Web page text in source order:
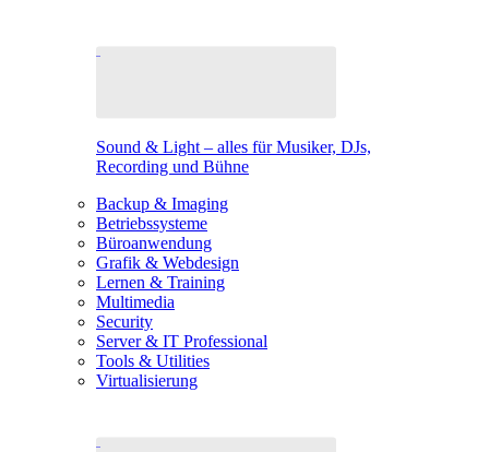
Sound & Light – alles für Musiker, DJs,
Recording und Bühne
Backup & Imaging
Betriebssysteme
Büroanwendung
Grafik & Webdesign
Lernen & Training
Multimedia
Security
Server & IT Professional
Tools & Utilities
Virtualisierung